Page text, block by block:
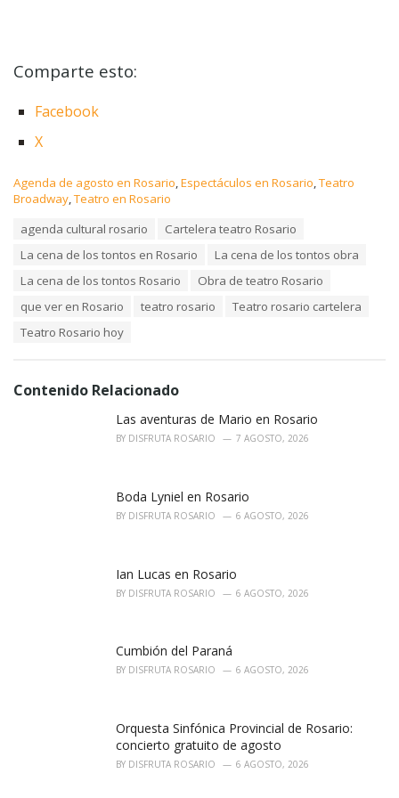
Comparte esto:
Facebook
X
C
a
Agenda de agosto en Rosario Espectáculos en Rosario ,Teatro
Broadway ,Teatro en Rosario
agenda cultural rosario
Cartelera teatro Rosario
La cena de los tontos en Rosario
La cena de los tontos obra
La cena de los tontos Rosario
Obra de teatro Rosario
que ver en Rosario
teatro rosario
Teatro rosario cartelera
Teatro Rosario hoy
Contenido Relacionado
Las aventuras de Mario en Rosario
BY DISFRUTA ROSARIO 7 AGOSTO, 2026
Boda Lyniel en Rosario
BY DISFRUTA ROSARIO 6 AGOSTO, 2026
Ian Lucas en Rosario
BY DISFRUTA ROSARIO 6 AGOSTO, 2026
Cumbión del Paraná
BY DISFRUTA ROSARIO 6 AGOSTO, 2026
Orquesta Sinfónica Provincial de Rosario:
concierto gratuito de agosto
BY DISFRUTA ROSARIO 6 AGOSTO, 2026